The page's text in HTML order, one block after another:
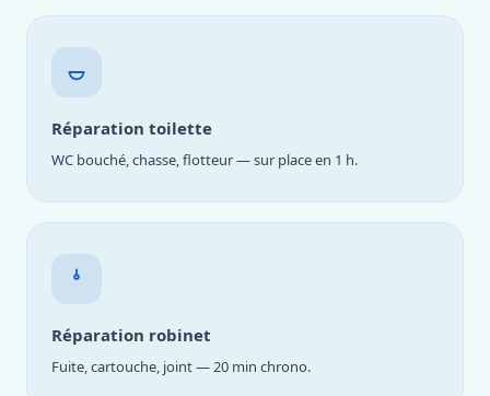
Réparation toilette
WC bouché, chasse, flotteur — sur place en 1 h.
Réparation robinet
Fuite, cartouche, joint — 20 min chrono.